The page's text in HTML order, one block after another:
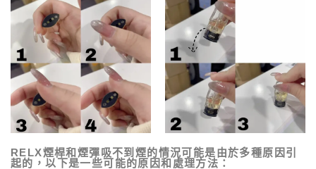
RELX煙桿和煙彈吸不到煙的情況可能是由於多種原因引
起的，以下是一些可能的原因和處理方法：